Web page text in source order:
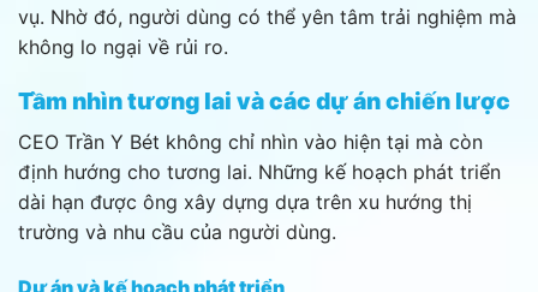
vụ. Nhờ đó, người dùng có thể yên tâm trải nghiệm mà
không lo ngại về rủi ro.
Tầm nhìn tương lai và các dự án chiến lược
CEO Trần Y Bét không chỉ nhìn vào hiện tại mà còn
định hướng cho tương lai. Những kế hoạch phát triển
dài hạn được ông xây dựng dựa trên xu hướng thị
trường và nhu cầu của người dùng.
Dự án và kế hoạch phát triển